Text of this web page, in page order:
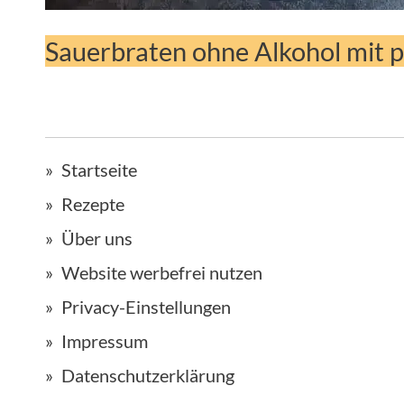
Sauerbraten ohne Alkohol mit
Startseite
Rezepte
Über uns
Website werbefrei nutzen
Privacy-Einstellungen
Impressum
Datenschutzerklärung